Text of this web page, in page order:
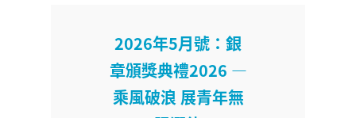
2026年5月號：銀
章頒獎典禮2026 —
乘風破浪 展青年無